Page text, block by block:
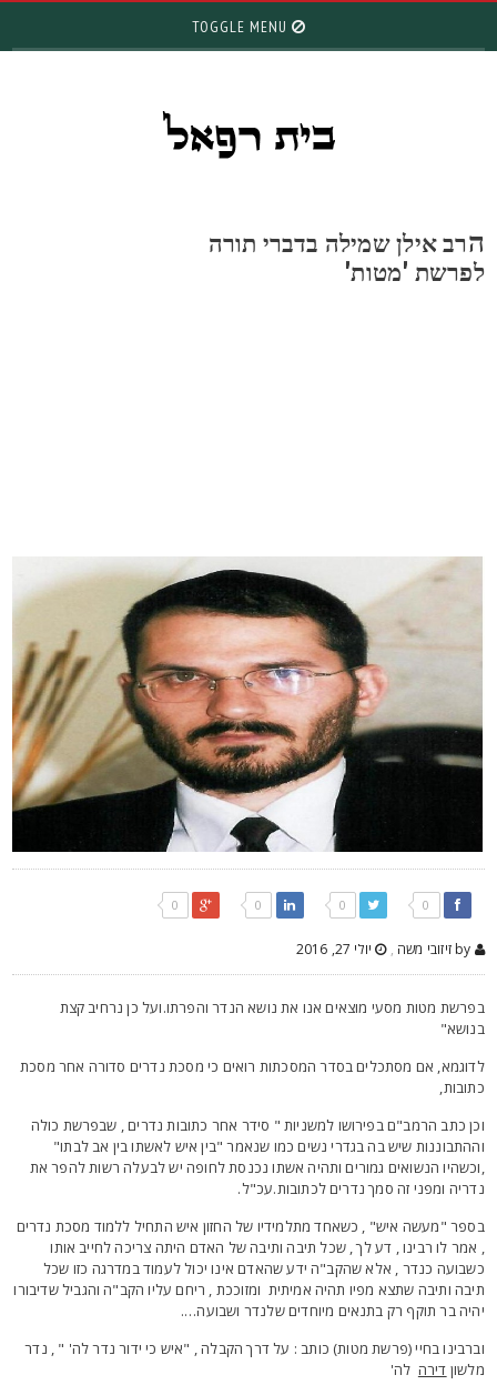
TOGGLE MENU
רב אילן שמילה בדברי תורה
'מטות'
, יולי 27, 2016
מטות מסעי מוצאים אנו את נושא הנדר והפרתו.ועל כן נרחיב קצת
אם מסתכלים בסדר המסכתות רואים כי מסכת נדרים סדורה אחר מסכת
כתב הרמב"ם בפירושו למשניות " סידר אחר כתובות נדרים , שבפרשת כולה
שיש בה בגדרי נשים כמו שנאמר "בין איש לאשתו בין אב לבתו"
הנשואים גמורים ותהיה אשתו נכנסת לחופה יש לבעלה רשות להפר את
ומפני זה סמך נדרים לכתובות.עכ"ל.
"מעשה איש" , כשאחד מתלמידיו של החזון איש התחיל ללמוד מסכת נדרים
אמר לו רבינו , דע לך , שכל תיבה ותיבה של האדם היתה צריכה לחייב אותו
כנדר , אלא שהקב"ה ידע שהאדם אינו יכול לעמוד במדרגה כזו שכל
ותיבה שתצא מפיו תהיה אמיתית ומזוככת , ריחם עליו הקב"ה והגביל שדיבורו
בר תוקף רק בתנאים מיוחדים שלנדר ושבועה….
בחיי (פרשת מטות) כותב : על דרך הקבלה , "איש כי ידור נדר לה' " , נדר
דירהלה'